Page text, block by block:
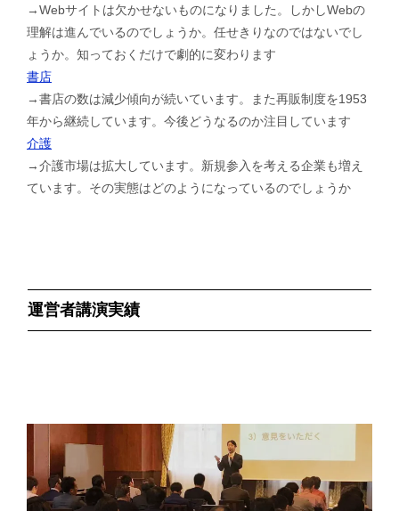
→Webサイトは欠かせないものになりました。しかしWebの
理解は進んでいるのでしょうか。任せきりなのではないでし
ょうか。知っておくだけで劇的に変わります
書店
→書店の数は減少傾向が続いています。また再販制度を1953
年から継続しています。今後どうなるのか注目しています
介護
→介護市場は拡大しています。新規参入を考える企業も増え
ています。その実態はどのようになっているのでしょうか
運営者講演実績